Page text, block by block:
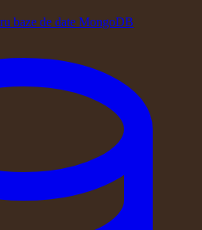
baze de date MongoDB